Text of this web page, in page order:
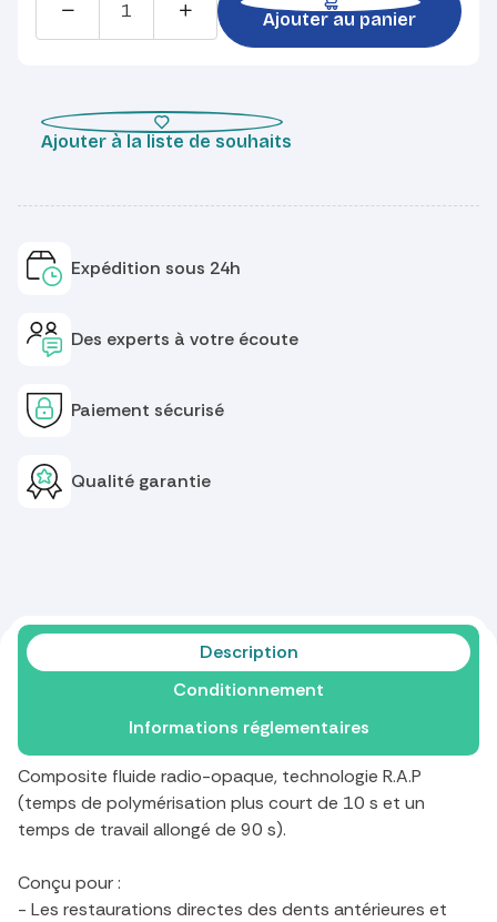
Ajouter au panier
Ajouter à la liste de souhaits
Expédition sous 24h
Des experts à votre écoute
Paiement sécurisé
Qualité garantie
Description
Conditionnement
Informations réglementaires
Composite fluide radio-opaque, technologie R.A.P
(temps de polymérisation plus court de 10 s et un
temps de travail allongé de 90 s).
Conçu pour :
- Les restaurations directes des dents antérieures et